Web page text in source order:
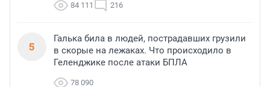
84 111 216
5
Галька била в людей, пострадавших грузили
в скорые на лежаках. Что происходило в
Геленджике после атаки БПЛА
78 090